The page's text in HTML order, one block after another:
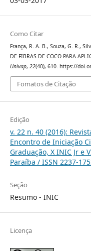
Como Citar
França, R. A. B., Souza, G. R.,
DE FIBRAS DE COCO PARA
Univap, 22(40), 610. https://
Fomatos de Citação
Edição
v. 22 n. 40 (2016):
Encontro de Iniciação
Graduação, X INIC Jr e
Paraíba / ISSN 2237-
Seção
Resumo - INIC
Licença